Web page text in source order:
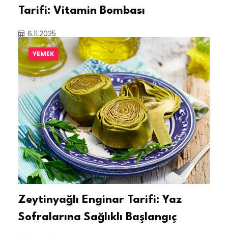
Tarifi: Vitamin Bombası
6.11.2025
YEMEK
Zeytinyağlı Enginar Tarifi: Yaz
Sofralarına Sağlıklı Başlangıç